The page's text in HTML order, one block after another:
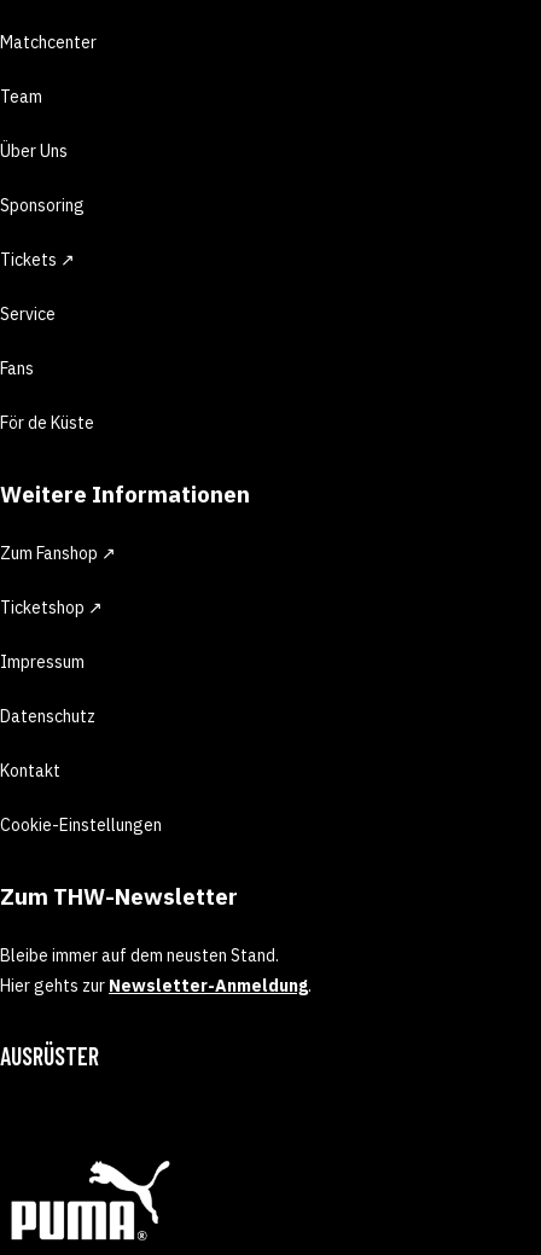
Matchcenter
Team
Über Uns
Sponsoring
Tickets ↗
Service
Fans
För de Küste
Weitere Informationen
Zum Fanshop ↗
Ticketshop ↗
Impressum
Datenschutz
Kontakt
Cookie-Einstellungen
Zum THW-Newsletter
Bleibe immer auf dem neusten Stand.
Hier gehts zur Newsletter-Anmeldung.
AUSRÜSTER